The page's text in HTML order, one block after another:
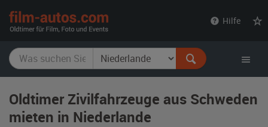
Hilfe
Oldtimer Zivilfahrzeuge aus Schweden
mieten in Niederlande